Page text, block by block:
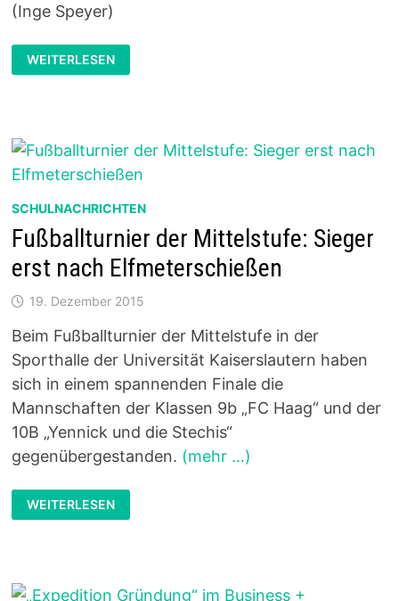
(Inge Speyer)
UNTERRICHT
AM
ANDEREN
WEITERLESEN
SCHULNACHRICHTEN
Fußballturnier der Mittelstufe: Sieger
erst nach Elfmeterschießen
19. Dezember 2015
Beim Fußballturnier der Mittelstufe in der
Sporthalle der Universität Kaiserslautern haben
sich in einem spannenden Finale die
Mannschaften der Klassen 9b „FC Haag“ und der
10B „Yennick und die Stechis“
gegenübergestanden. (mehr …)
FUSSBALLTURNIER D
ER M
ITTELSTUFE: S
WEITERLESEN